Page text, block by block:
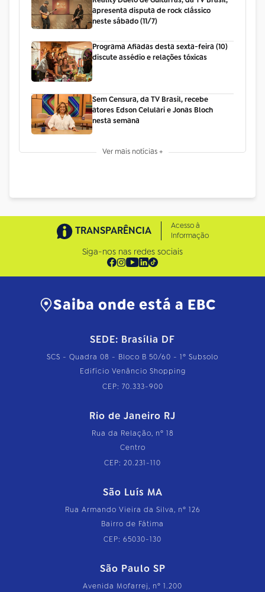
apresenta disputa de rock clássico
neste sábado (11/7)
Programa Afiadas desta sexta-feira (10)
discute assédio e relações tóxicas
Sem Censura, da TV Brasil, recebe
atores Edson Celulari e Jonas Bloch
nesta semana
Ver mais notícias +
TRANSPARÊNCIA
Acesso à
Informação
Siga-nos nas redes sociais
Saiba onde está a EBC
SEDE: Brasília DF
SCS - Quadra 08 - Bloco B 50/60 - 1º Subsolo
Edifício Venâncio Shopping
CEP: 70.333-900
Rio de Janeiro RJ
Rua da Relação, nº 18
Centro
CEP: 20.231-110
São Luís MA
Rua Armando Vieira da Silva, nº 126
Bairro de Fátima
CEP: 65030-130
São Paulo SP
Avenida Mofarrej, nº 1.200